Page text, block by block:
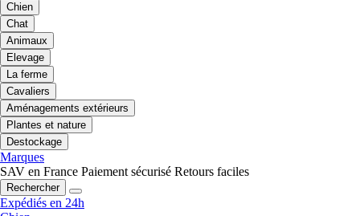
Chien
Chat
Animaux
Elevage
La ferme
Cavaliers
Aménagements extérieurs
Plantes et nature
Destockage
Marques
SAV en France Paiement sécurisé Retours faciles
Rechercher
Expédiés en 24h